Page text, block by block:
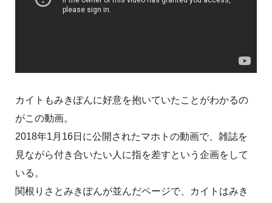
カイトもみきぽんに好意を抱いていたことがわかるの
がこの動画。
2018年1月16日に公開されたマホトの動画で、雑誌を
見ながら付き合いたい人に指を差すという企画をして
いる。
関根りさとみきぽんが並んだページで、カイトはみき